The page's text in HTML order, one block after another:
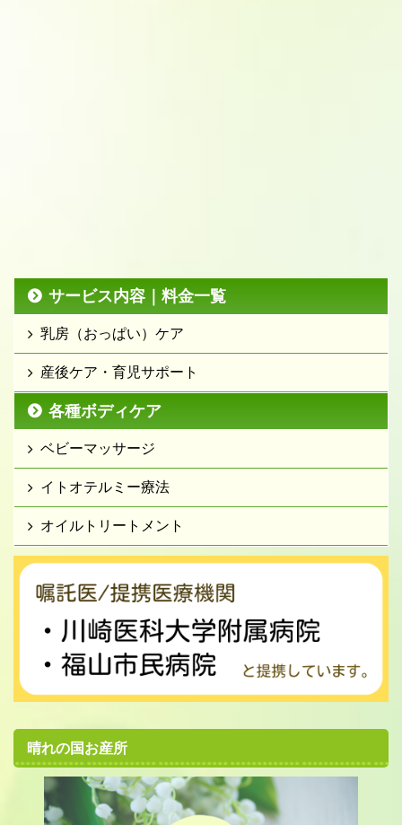
サービス内容｜料金一覧
乳房（おっぱい）ケア
産後ケア・育児サポート
各種ボディケア
ベビーマッサージ
イトオテルミー療法
オイルトリートメント
晴れの国お産所